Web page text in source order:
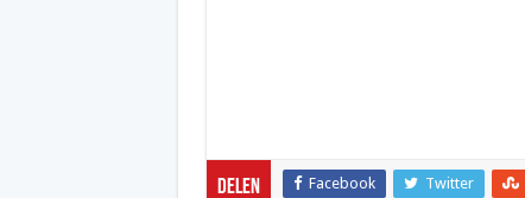
Delen Facebook Twitter